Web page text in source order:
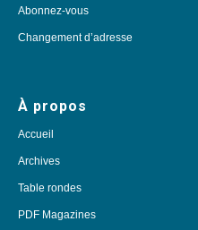
Abonnez-vous
Changement d’adresse
À propos
Accueil
Archives
Table rondes
PDF Magazines